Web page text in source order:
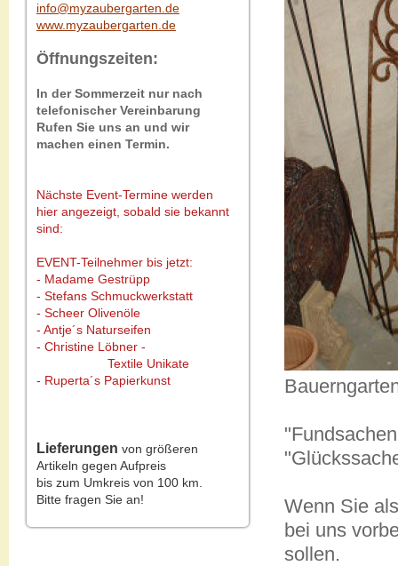
info@myzaubergarten.de
www.myzaubergarten.de
Öffnungszeiten:
In der Sommerzeit nur nach
telefonischer Vereinbarung
Rufen Sie uns an und wir
machen einen Termin.
Nächste Event-Termine werden
hier angezeigt, sobald sie bekannt
sind:
EVENT-Teilnehmer bis jetzt:
- Madame Gestrüpp
- Stefans Schmuckwerkstatt
- Scheer Olivenöle
- Antje´s Naturseifen
- Christine Löbner -
Textile Unikate
- Ruperta´s Papierkunst
Lieferungen von größeren
Artikeln gegen Aufpreis
bis zum Umkreis von 100 km.
Bitte fragen Sie an!
Wenn Sie
bei uns
sollen.